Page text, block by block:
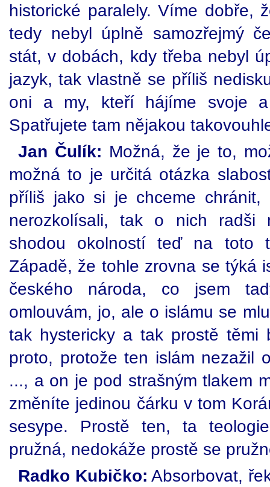
historické paralely. Víme dobře,
tedy nebyl úplně samozřejmý
stát, v dobách, kdy třeba nebyl
jazyk, tak vlastně se příliš
oni a my, kteří hájíme svoje
Spatřujete tam nějakou
Jan Čulík: Možná, že je to,
možná to je určitá otázka
příliš jako si je chceme
nerozkolísali, tak o nich radši
shodou okolností teď na toto
Západě, že tohle zrovna se týká
českého národa, co jsem
omlouvám, jo, ale o islámu se
tak hystericky a tak prostě těmi
proto, protože ten islám nezažil
..., a on je pod strašným tlakem
změníte jedinou čárku v tom
sesype. Prostě ten, ta
pružná, nedokáže prostě se
Radko Kubičko: Absorbovat,